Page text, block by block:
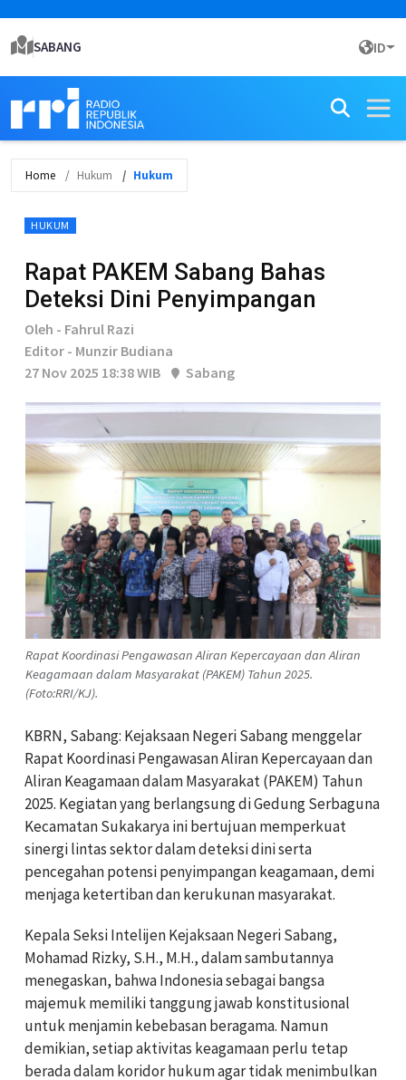
SABANG ID
Home Hukum Hukum
HUKUM
Rapat PAKEM Sabang Bahas
Deteksi Dini Penyimpangan
Oleh - Fahrul Razi
Editor - Munzir Budiana
27 Nov 2025 18:38 WIB
Sabang
Rapat Koordinasi Pengawasan Aliran Kepercayaan dan Aliran
Keagamaan dalam Masyarakat (PAKEM) Tahun 2025.
(Foto:RRI/KJ).
KBRN, Sabang: Kejaksaan Negeri Sabang menggelar
Rapat Koordinasi Pengawasan Aliran Kepercayaan dan
Aliran Keagamaan dalam Masyarakat (PAKEM) Tahun
2025. Kegiatan yang berlangsung di Gedung Serbaguna
Kecamatan Sukakarya ini bertujuan memperkuat
sinergi lintas sektor dalam deteksi dini serta
pencegahan potensi penyimpangan keagamaan, demi
menjaga ketertiban dan kerukunan masyarakat.
Kepala Seksi Intelijen Kejaksaan Negeri Sabang,
Mohamad Rizky, S.H., M.H., dalam sambutannya
menegaskan, bahwa Indonesia sebagai bangsa
majemuk memiliki tanggung jawab konstitusional
untuk menjamin kebebasan beragama. Namun
demikian, setiap aktivitas keagamaan perlu tetap
berada dalam koridor hukum agar tidak menimbulkan